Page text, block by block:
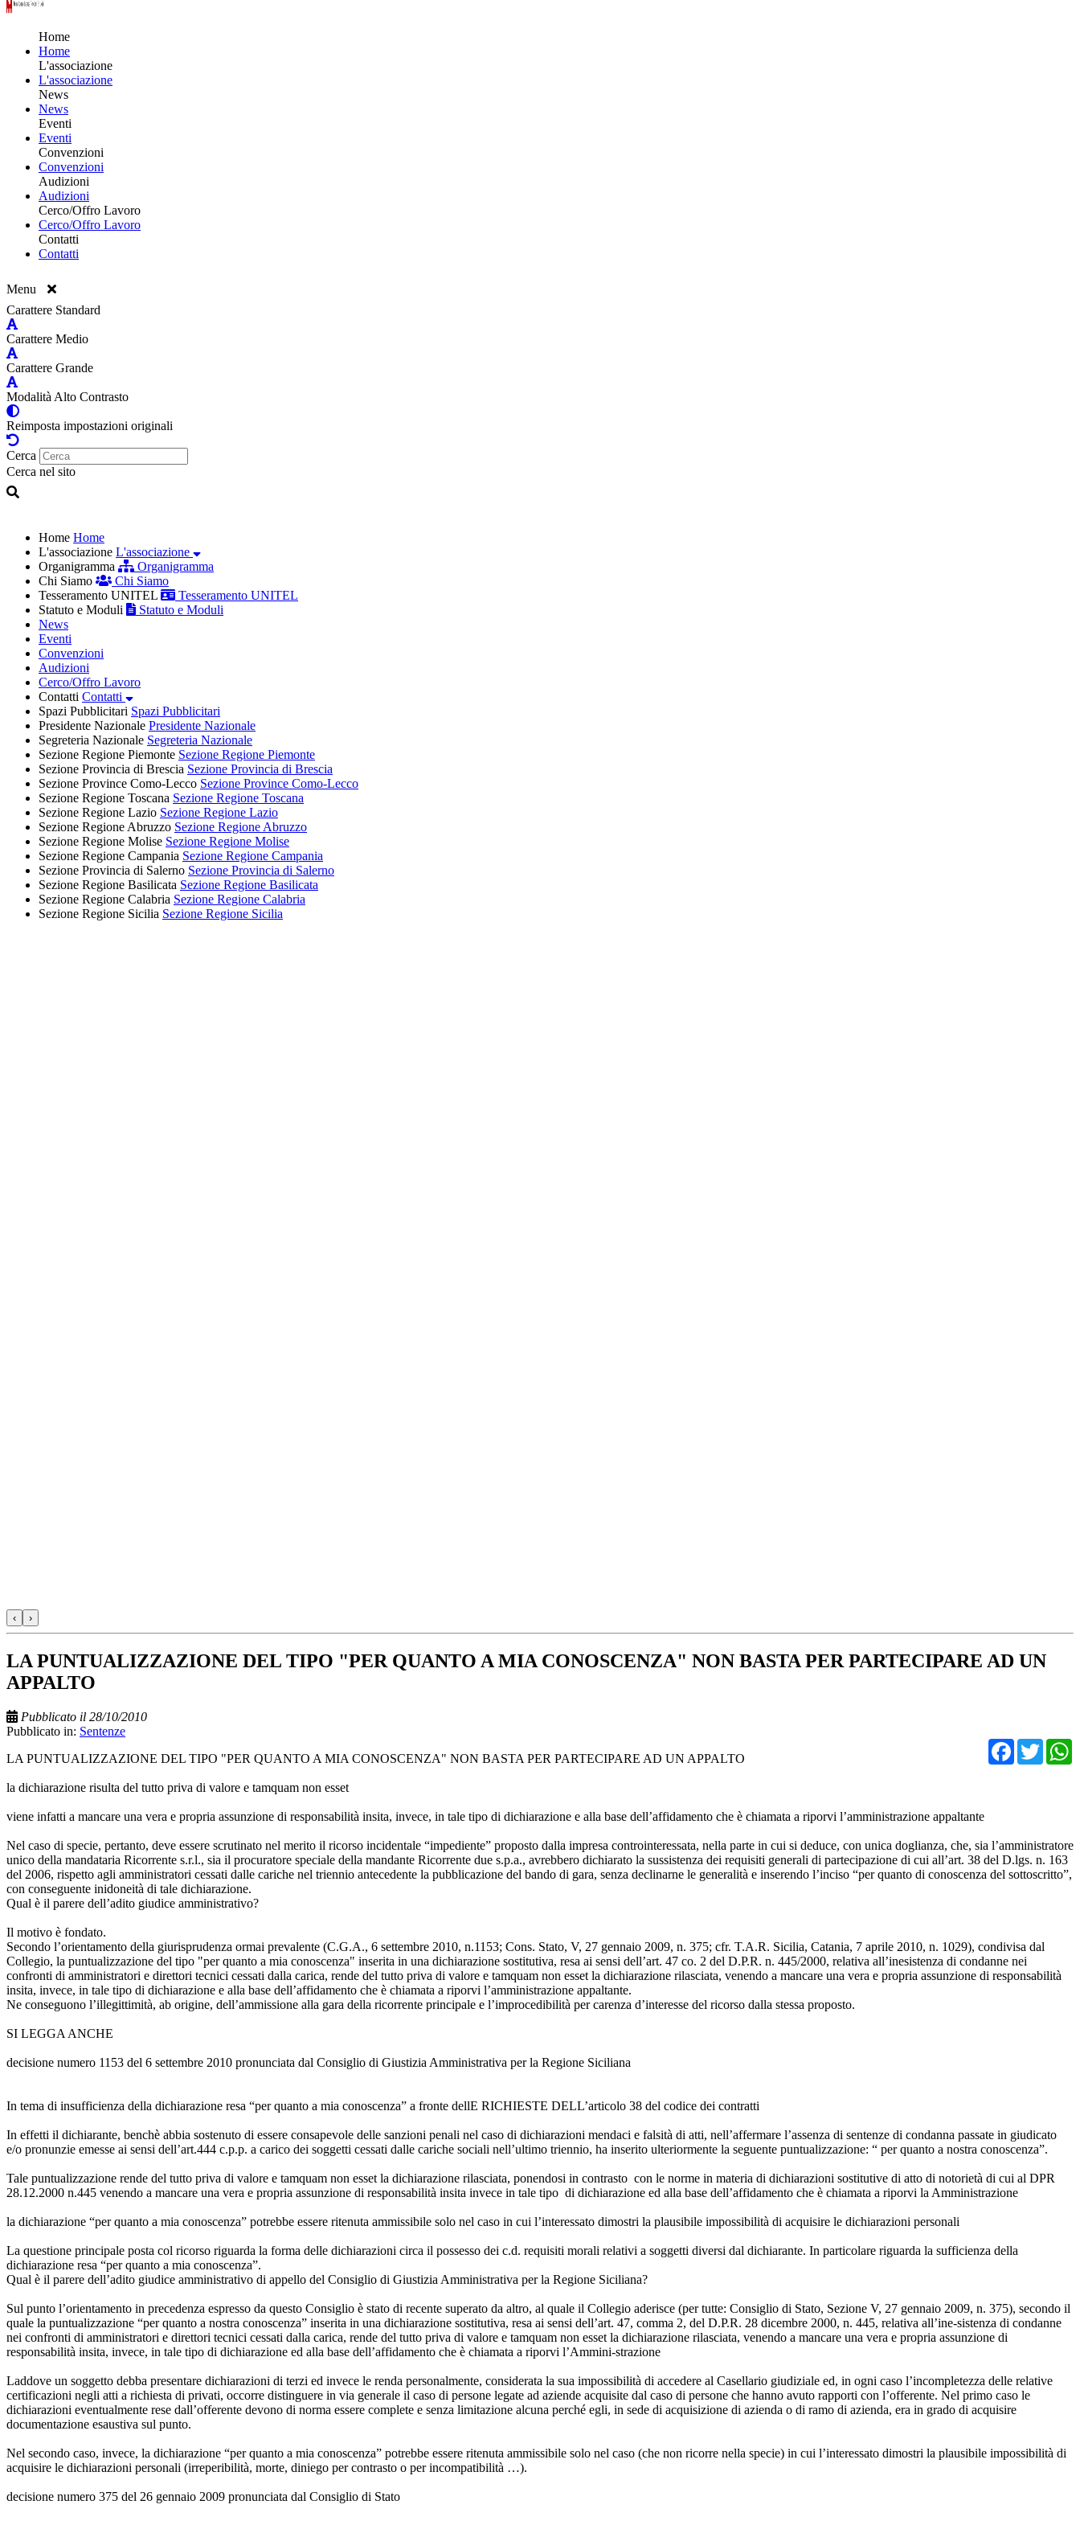
Home
Home
L'associazione
L'associazione
News
News
Eventi
Eventi
Convenzioni
Convenzioni
Audizioni
Audizioni
Cerco/Offro Lavoro
Cerco/Offro Lavoro
Contatti
Contatti
Menu
Carattere Standard
Carattere Medio
Carattere Grande
Modalità Alto Contrasto
Reimposta impostazioni originali
Cerca
Cerca nel sito
Home Home
L'associazione L'associazione
Organigramma
Organigramma
Chi Siamo
Chi Siamo
Tesseramento UNITEL
Tesseramento UNITEL
Statuto e Moduli
Statuto e Moduli
News
Eventi
Convenzioni
Audizioni
Cerco/Offro Lavoro
Contatti Contatti
Spazi Pubblicitari Spazi Pubblicitari
Presidente Nazionale Presidente Nazionale
Segreteria Nazionale Segreteria Nazionale
Sezione Regione Piemonte Sezione Regione Piemonte
Sezione Provincia di Brescia Sezione Provincia di Brescia
Sezione Province Como-Lecco Sezione Province Como-Lecco
Sezione Regione Toscana Sezione Regione Toscana
Sezione Regione Lazio Sezione Regione Lazio
Sezione Regione Abruzzo Sezione Regione Abruzzo
Sezione Regione Molise Sezione Regione Molise
Sezione Regione Campania Sezione Regione Campania
Sezione Provincia di Salerno Sezione Provincia di Salerno
Sezione Regione Basilicata Sezione Regione Basilicata
Sezione Regione Calabria Sezione Regione Calabria
Sezione Regione Sicilia Sezione Regione Sicilia
‹ ›
LA PUNTUALIZZAZIONE DEL TIPO "PER QUANTO A MIA CONOSCENZA" NON BASTA PER PARTECIPARE AD UN
APPALTO
Pubblicato il 28/10/2010
Pubblicato in: Sentenze
LA PUNTUALIZZAZIONE DEL TIPO "PER QUANTO A MIA CONOSCENZA" NON BASTA PER PARTECIPARE AD UN APPALTO
la dichiarazione risulta del tutto priva di valore e tamquam non esset
viene infatti a mancare una vera e propria assunzione di responsabilità insita, invece, in tale tipo di dichiarazione e alla base dell’affidamento che è chiamata a riporvi l’amministrazione appaltante
Nel caso di specie, pertanto, deve essere scrutinato nel merito il ricorso incidentale “impediente” proposto dalla impresa controinteressata, nella parte in cui si deduce, con unica doglianza, che, sia l’amministratore
unico della mandataria Ricorrente s.r.l., sia il procuratore speciale della mandante Ricorrente due s.p.a., avrebbero dichiarato la sussistenza dei requisiti generali di partecipazione di cui all’art. 38 del D.lgs. n. 163
del 2006, rispetto agli amministratori cessati dalle cariche nel triennio antecedente la pubblicazione del bando di gara, senza declinarne le generalità e inserendo l’inciso “per quanto di conoscenza del sottoscritto”,
con conseguente inidoneità di tale dichiarazione.
Qual è il parere dell’adito giudice amministrativo?
Il motivo è fondato.
Secondo l’orientamento della giurisprudenza ormai prevalente (C.G.A., 6 settembre 2010, n.1153; Cons. Stato, V, 27 gennaio 2009, n. 375; cfr. T.A.R. Sicilia, Catania, 7 aprile 2010, n. 1029), condivisa dal
Collegio, la puntualizzazione del tipo "per quanto a mia conoscenza" inserita in una dichiarazione sostitutiva, resa ai sensi dell’art. 47 co. 2 del D.P.R. n. 445/2000, relativa all’inesistenza di condanne nei
confronti di amministratori e direttori tecnici cessati dalla carica, rende del tutto priva di valore e tamquam non esset la dichiarazione rilasciata, venendo a mancare una vera e propria assunzione di responsabilità
insita, invece, in tale tipo di dichiarazione e alla base dell’affidamento che è chiamata a riporvi l’amministrazione appaltante.
Ne conseguono l’illegittimità, ab origine, dell’ammissione alla gara della ricorrente principale e l’improcedibilità per carenza d’interesse del ricorso dalla stessa proposto.
SI LEGGA ANCHE
decisione numero 1153 del 6 settembre 2010 pronunciata dal Consiglio di Giustizia Amministrativa per la Regione Siciliana
In tema di insufficienza della dichiarazione resa “per quanto a mia conoscenza” a fronte dellE RICHIESTE DELL’articolo 38 del codice dei contratti
In effetti il dichiarante, benchè abbia sostenuto di essere consapevole delle sanzioni penali nel caso di dichiarazioni mendaci e falsità di atti, nell’affermare l’assenza di sentenze di condanna passate in giudicato
e/o pronunzie emesse ai sensi dell’art.444 c.p.p. a carico dei soggetti cessati dalle cariche sociali nell’ultimo triennio, ha inserito ulteriormente la seguente puntualizzazione: “ per quanto a nostra conoscenza”.
Tale puntualizzazione rende del tutto priva di valore e tamquam non esset la dichiarazione rilasciata, ponendosi in contrasto con le norme in materia di dichiarazioni sostitutive di atto di notorietà di cui al DPR
28.12.2000 n.445 venendo a mancare una vera e propria assunzione di responsabilità insita invece in tale tipo di dichiarazione ed alla base dell’affidamento che è chiamata a riporvi la Amministrazione
la dichiarazione “per quanto a mia conoscenza” potrebbe essere ritenuta ammissibile solo nel caso in cui l’interessato dimostri la plausibile impossibilità di acquisire le dichiarazioni personali
La questione principale posta col ricorso riguarda la forma delle dichiarazioni circa il possesso dei c.d. requisiti morali relativi a soggetti diversi dal dichiarante. In particolare riguarda la sufficienza della
dichiarazione resa “per quanto a mia conoscenza”.
Qual è il parere dell’adito giudice amministrativo di appello del Consiglio di Giustizia Amministrativa per la Regione Siciliana?
Sul punto l’orientamento in precedenza espresso da questo Consiglio è stato di recente superato da altro, al quale il Collegio aderisce (per tutte: Consiglio di Stato, Sezione V, 27 gennaio 2009, n. 375), secondo il
quale la puntualizzazione “per quanto a nostra conoscenza” inserita in una dichiarazione sostitutiva, resa ai sensi dell’art. 47, comma 2, del D.P.R. 28 dicembre 2000, n. 445, relativa all’ine-sistenza di condanne
nei confronti di amministratori e direttori tecnici cessati dalla carica, rende del tutto priva di valore e tamquam non esset la dichiarazione rilasciata, venendo a mancare una vera e propria assunzione di
responsabilità insita, invece, in tale tipo di dichiarazione ed alla base dell’affidamento che è chiamata a riporvi l’Ammini-strazione
Laddove un soggetto debba presentare dichiarazioni di terzi ed invece le renda personalmente, considerata la sua impossibilità di accedere al Casellario giudiziale ed, in ogni caso l’incompletezza delle relative
certificazioni negli atti a richiesta di privati, occorre distinguere in via generale il caso di persone legate ad aziende acquisite dal caso di persone che hanno avuto rapporti con l’offerente. Nel primo caso le
dichiarazioni eventualmente rese dall’offerente devono di norma essere complete e senza limitazione alcuna perché egli, in sede di acquisizione di azienda o di ramo di azienda, era in grado di acquisire
documentazione esaustiva sul punto.
Nel secondo caso, invece, la dichiarazione “per quanto a mia conoscenza” potrebbe essere ritenuta ammissibile solo nel caso (che non ricorre nella specie) in cui l’interessato dimostri la plausibile impossibilità di
acquisire le dichiarazioni personali (irreperibilità, morte, diniego per contrasto o per incompatibilità …).
decisione numero 375 del 26 gennaio 2009 pronunciata dal Consiglio di Stato